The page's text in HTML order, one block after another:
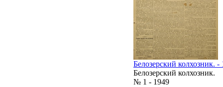
Белозерский колхозник.
Белозерский колхозник.
№ 1 - 1949